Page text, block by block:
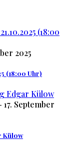
2025
(18:00 Uhr)
17. September
Külow